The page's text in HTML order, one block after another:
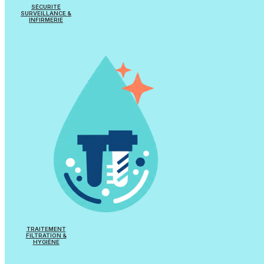
SÉCURITÉ
SURVEILLANCE &
INFIRMERIE
Accessibilité PMR
TRAITEMENT
FILTRATION &
HYGIÈNE